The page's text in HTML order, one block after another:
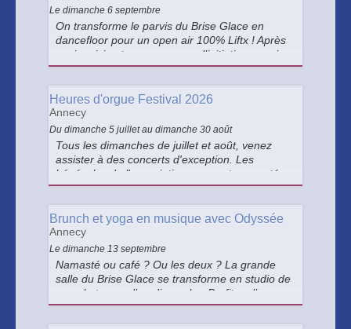
Le dimanche 6 septembre
On transforme le parvis du Brise Glace en
dancefloor pour un open air 100% Liftx ! Après
avoir suivi notre programme d’initiation au mix,
la promo 2026 des DJ en herbe prolongera
Heures d'orgue Festival 2026
Annecy
Du dimanche 5 juillet au dimanche 30 août
Tous les dimanches de juillet et août, venez
assister à des concerts d'exception. Les
bénévoles de l'association vous ont concocté
un programme de très grande qualité qui saura
Brunch et yoga en musique avec Odyssée
Annecy
Le dimanche 13 septembre
Namasté ou café ? Ou les deux ? La grande
salle du Brise Glace se transforme en studio de
yoga le temps d’un dimanche. Profitez d’une
séance animée par Salomé, et mise en